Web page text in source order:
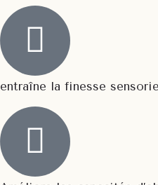
entraîne la finesse